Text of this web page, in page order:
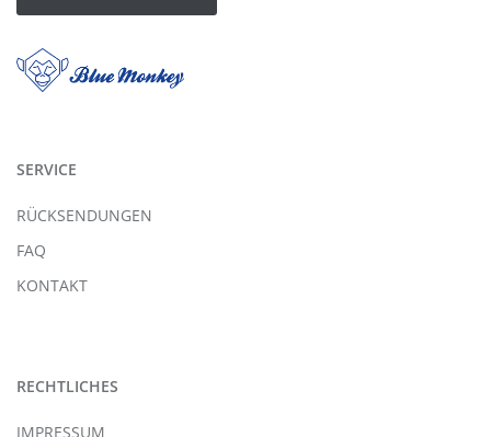
SERVICE
RÜCKSENDUNGEN
FAQ
KONTAKT
RECHTLICHES
IMPRESSUM